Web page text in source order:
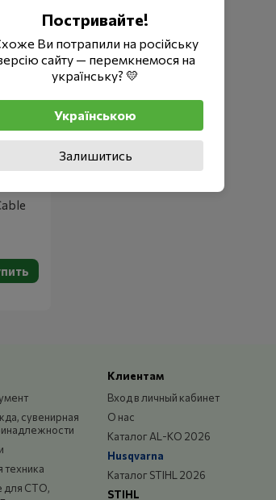
сувенирная
техника
для СТО,
Клиентам
Вход в личный кабинет
О нас
Каталог AL-KO 2026
Husqvarna
Каталог STIHL 2026
STIHL
Постривайте!
Ви потрапили на російську
сайту — перемкнемося на
українську? 💛
Українською
Залишитись